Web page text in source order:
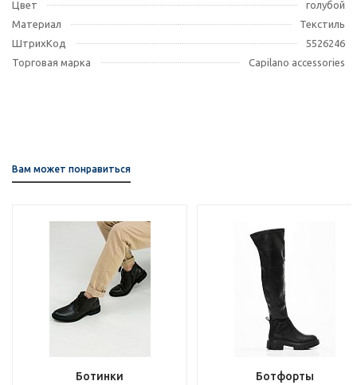
Цвет
голубой
Материал
Текстиль
ШтрихКод
5526246
Торговая марка
Capilano accessories
Вам может понравиться
Ботинки Ботфорты